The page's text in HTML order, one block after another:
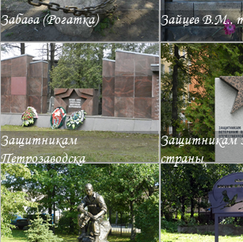
Забава (Рогатка) Зайцев В.М.,
Защитникам
Петрозаводска
Защитникам
страны